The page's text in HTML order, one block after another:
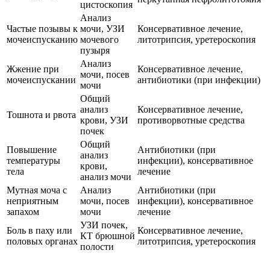
цистоскопия
Частые позывы к
мочеиспусканию
Анализ
мочи, УЗИ
мочевого
пузыря
Консервативное лечение,
литотрипсия, уретероскопия
Жжение при
мочеиспускании
Анализ
мочи, посев
мочи
Консервативное лечение,
антибиотики (при инфекции)
Тошнота и рвота
Общий
анализ
крови, УЗИ
почек
Консервативное лечение,
противорвотные средства
Повышение
температуры
тела
Общий
анализ
крови,
анализ мочи
Антибиотики (при
инфекции), консервативное
лечение
Мутная моча с
неприятным
запахом
Анализ
мочи, посев
мочи
Антибиотики (при
инфекции), консервативное
лечение
Боль в паху или
половых органах
УЗИ почек,
КТ брюшной
полости
Консервативное лечение,
литотрипсия, уретероскопия